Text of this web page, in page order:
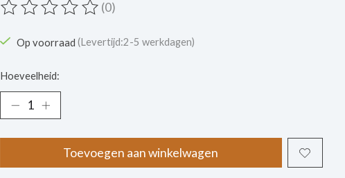
De beoordeling van dit product is
(0)
Op voorraad (Levertijd:2-5 werkdagen)
Hoeveelheid:
Toevoegen aan winkelwagen